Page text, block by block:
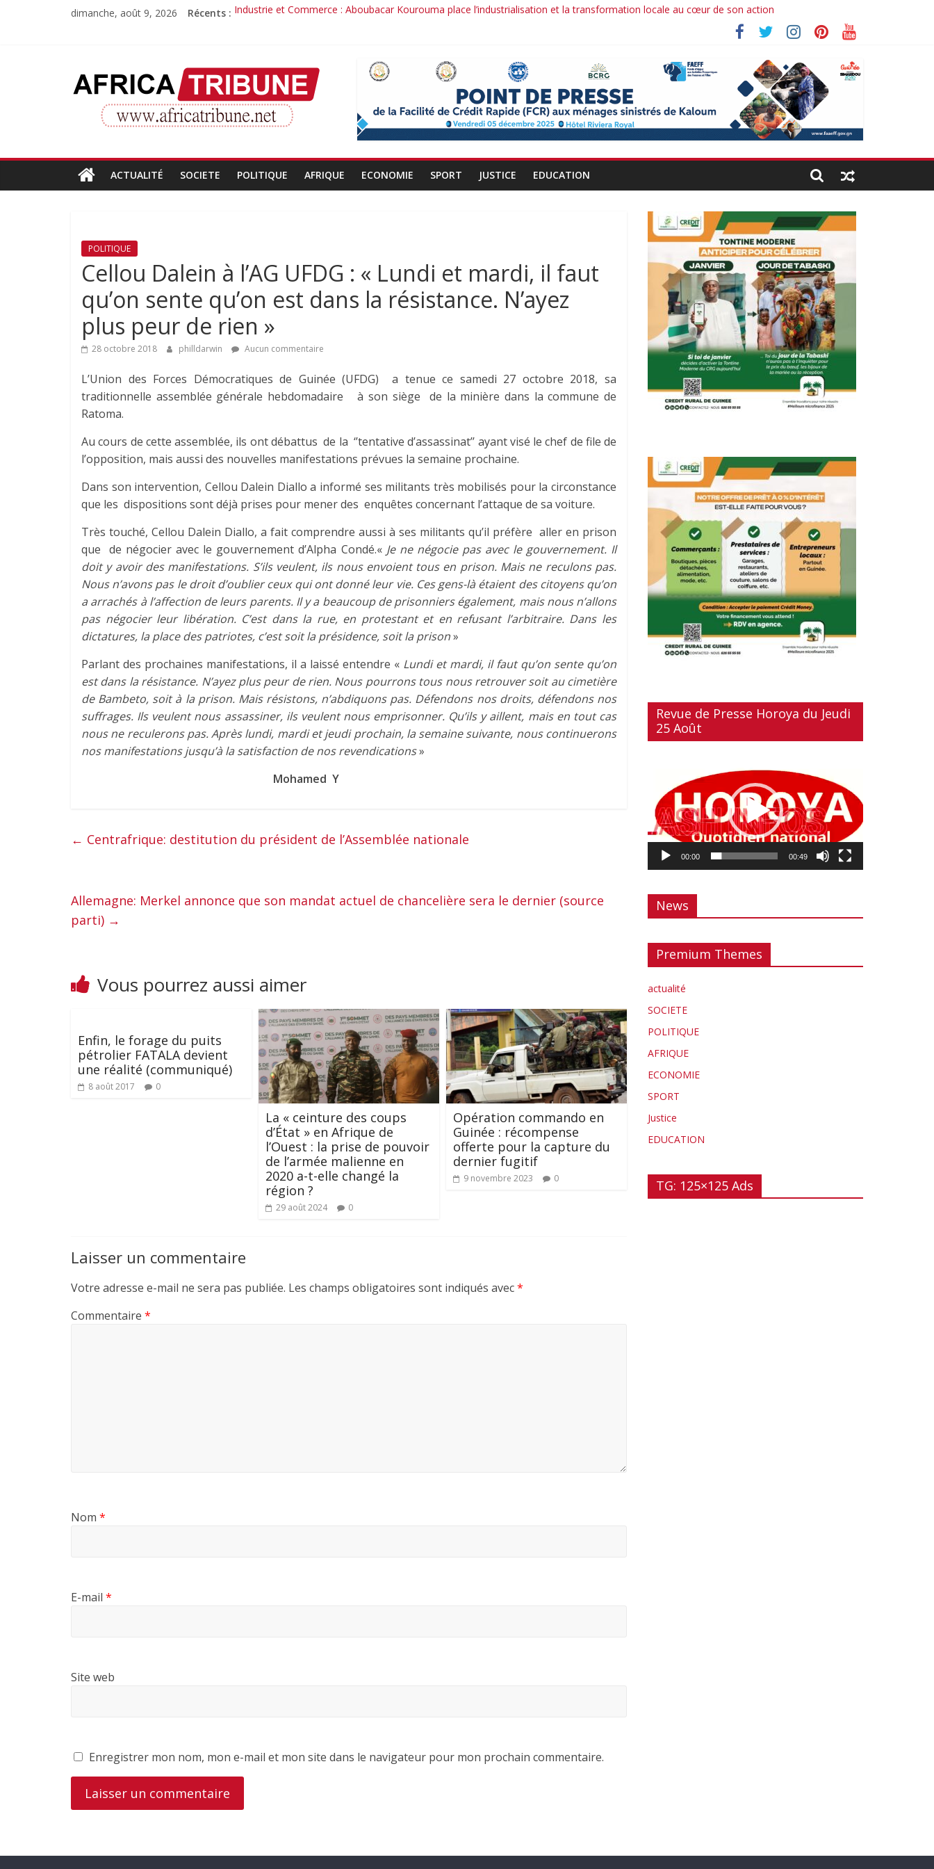
dimanche, août 9, 2026 Récents : Industrie et Commerce : Aboubacar Kourouma place l’industrialisation et la transformation locale au cœur de son action
Djiba Diakité reconduit : la confiance renouvelée envers un homme de résultats
Le parcours inspirant d’un officier au service du Président et de son pays.
AfricaTribune
d'informations
ACTUALITÉ SOCIETE POLITIQUE AFRIQUE ECONOMIE SPORT JUSTICE EDUCATION
POLITIQUE
Cellou Dalein à l’AG UFDG : « Lundi et mardi, il faut
qu’on sente qu’on est dans la résistance. N’ayez
plus peur de rien »
28 octobre 2018 philldarwin Aucun commentaire
L’Union des Forces Démocratiques de Guinée (UFDG) a tenue ce samedi 27 octobre 2018, sa
traditionnelle assemblée générale hebdomadaire à son siège de la minière dans la commune de
Ratoma.
Au cours de cette assemblée, ils ont débattus de la ‘’tentative d’assassinat’’ ayant visé le chef de file de
l’opposition, mais aussi des nouvelles manifestations prévues la semaine prochaine.
Dans son intervention, Cellou Dalein Diallo a informé ses militants très mobilisés pour la circonstance
que les dispositions sont déjà prises pour mener des enquêtes concernant l’attaque de sa voiture.
Très touché, Cellou Dalein Diallo, a fait comprendre aussi à ses militants qu’il préfère aller en prison
que de négocier avec le gouvernement d’Alpha Condé.« Je ne négocie pas avec le gouvernement. Il
doit y avoir des manifestations. S’ils veulent, ils nous envoient tous en prison. Mais ne reculons pas.
Nous n’avons pas le droit d’oublier ceux qui ont donné leur vie. Ces gens-là étaient des citoyens qu’on
a arrachés à l’affection de leurs parents. Il y a beaucoup de prisonniers également, mais nous n’allons
pas négocier leur libération. C’est dans la rue, en protestant et en refusant l’arbitraire. Dans les
dictatures, la place des patriotes, c’est soit la présidence, soit la prison»
Parlant des prochaines manifestations, il a laissé entendre « Lundi et mardi, il faut qu’on sente qu’on
est dans la résistance. N’ayez plus peur de rien. Nous pourrons tous nous retrouver soit au cimetière
de Bambeto, soit à la prison. Mais résistons, n’abdiquons pas. Défendons nos droits, défendons nos
suffrages. Ils veulent nous assassiner, ils veulent nous emprisonner. Qu’ils y aillent, mais en tout cas
nous ne reculerons pas. Après lundi, mardi et jeudi prochain, la semaine suivante, nous continuerons
nos manifestations jusqu’à la satisfaction de nos revendications»
Mohamed Y
← Centrafrique: destitution du président de l’Assemblée nationale
Allemagne: Merkel annonce que son mandat actuel de chancelière sera le dernier (source
parti) →
Vous pourrez aussi aimer
Enfin, le forage du puits
pétrolier FATALA devient
une réalité (communiqué)
8 août 2017 0
La « ceinture des coups
d’État » en Afrique de
l’Ouest : la prise de pouvoir
de l’armée malienne en
2020 a-t-elle changé la
région ?
29 août 2024 0
Opération commando en
Guinée : récompense
offerte pour la capture du
dernier fugitif
9 novembre 2023 0
Laisser un commentaire
Votre adresse e-mail ne sera pas publiée. Les champs obligatoires sont indiqués avec*
Commentaire *
Nom *
E-mail *
Site web
Enregistrer mon nom, mon e-mail et mon site dans le navigateur pour mon prochain commentaire.
Revue de Presse Horoya du Jeudi
25 Août
00:00 00:49
News
Premium Themes
actualité
SOCIETE
POLITIQUE
AFRIQUE
ECONOMIE
SPORT
Justice
EDUCATION
TG: 125×125 Ads